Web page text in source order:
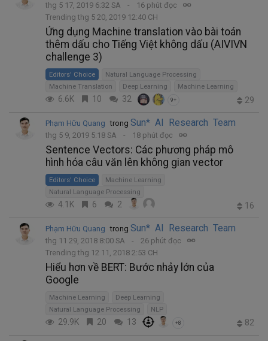
thg 5 17, 2019 6:32 SA
16 phút đọc
Trending thg 5 20, 2019 12:40 CH
Ứng dụng Machine translation vào bài toán
thêm dấu cho Tiếng Việt không dấu (AIVIVN
challenge 3)
Editors' Choice
Natural Language Processing
Machine Translation
Deep Learning Machine Learning
6.6K 10 32 9+ 29
Phạm Hữu Quang trong Sun* AI Research Team
thg 5 9, 2019 5:18 SA 18 phút đọc
Sentence Vectors: Các phương pháp mô
hình hóa câu văn lên không gian vector
Editors' Choice
Machine Learning
Natural Language Processing
4.1K 6 2 16
Phạm Hữu Quang trong Sun* AI Research Team
thg 11 29, 2018 8:00 SA
26 phút đọc
Trending thg 12 11, 2018 2:53 CH
Hiểu hơn về BERT: Bước nhảy lớn của
Google
Machine Learning
Deep Learning
Natural Language Processing
NLP
29.9K 20 13 +8 82